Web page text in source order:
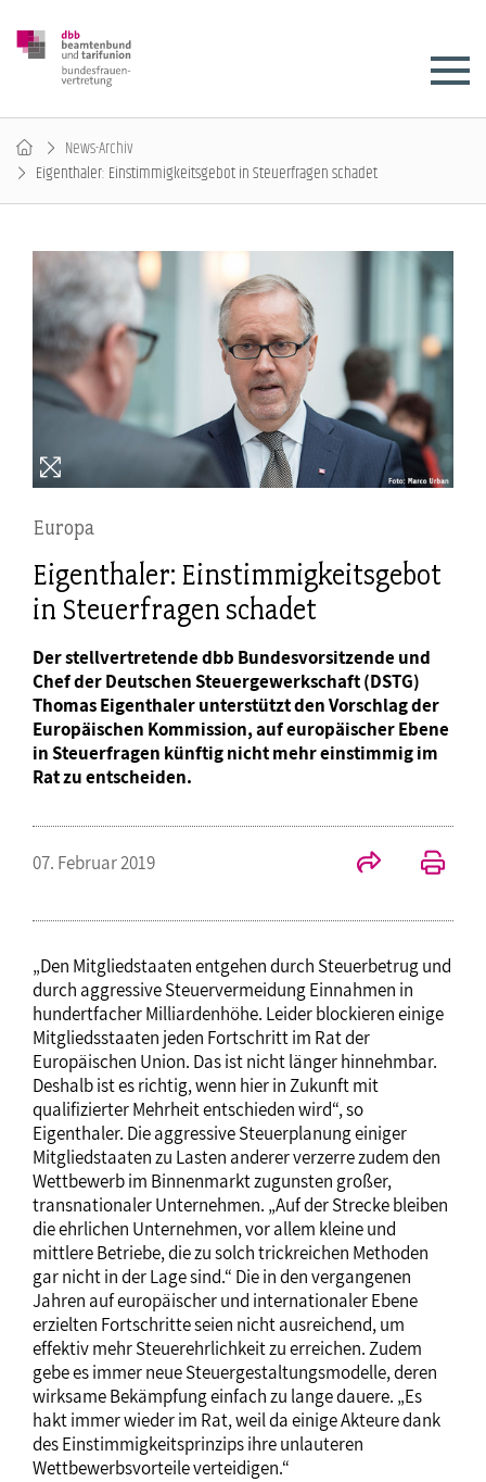
News-Archiv
Eigenthaler: Einstimmigkeitsgebot in Steuerfragen schadet
Europa
Eigenthaler: Einstimmigkeitsgebot
in Steuerfragen schadet
Der stellvertretende dbb Bundesvorsitzende und
Chef der Deutschen Steuergewerkschaft (DSTG)
Thomas Eigenthaler unterstützt den Vorschlag der
Europäischen Kommission, auf europäischer Ebene
in Steuerfragen künftig nicht mehr einstimmig im
Rat zu entscheiden.
07. Februar 2019
„Den Mitgliedstaaten entgehen durch Steuerbetrug und
durch aggressive Steuervermeidung Einnahmen in
hundertfacher Milliardenhöhe. Leider blockieren einige
Mitgliedsstaaten jeden Fortschritt im Rat der
Europäischen Union. Das ist nicht länger hinnehmbar.
Deshalb ist es richtig, wenn hier in Zukunft mit
qualifizierter Mehrheit entschieden wird“, so
Eigenthaler. Die aggressive Steuerplanung einiger
Mitgliedstaaten zu Lasten anderer verzerre zudem den
Wettbewerb im Binnenmarkt zugunsten großer,
transnationaler Unternehmen. „Auf der Strecke bleiben
die ehrlichen Unternehmen, vor allem kleine und
mittlere Betriebe, die zu solch trickreichen Methoden
gar nicht in der Lage sind.“ Die in den vergangenen
Jahren auf europäischer und internationaler Ebene
erzielten Fortschritte seien nicht ausreichend, um
effektiv mehr Steuerehrlichkeit zu erreichen. Zudem
gebe es immer neue Steuergestaltungsmodelle, deren
wirksame Bekämpfung einfach zu lange dauere. „Es
hakt immer wieder im Rat, weil da einige Akteure dank
des Einstimmigkeitsprinzips ihre unlauteren
Wettbewerbsvorteile verteidigen.“